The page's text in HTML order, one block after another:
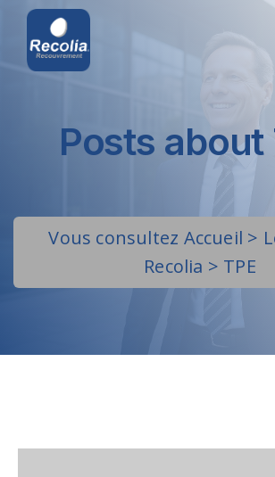
Posts about
Vous consultez Accueil >
Recolia > TPE